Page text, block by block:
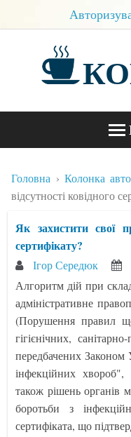
Головна Колонка
відсутності ковідного
Як захистити свої
сертифікату?
Ігор Середюк
Алгоритм дій при
адміністративне
(Порушення правил
гігієнічних,
передбачених Законом
інфекційних
також рішень органів
боротьби з
сертифіката, що